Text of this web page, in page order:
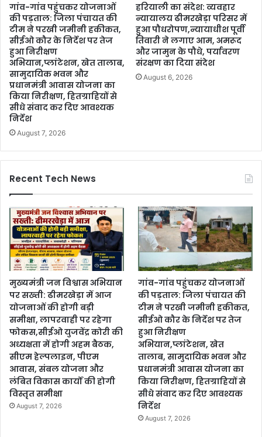
गांव-गांव पहुंचकर योजनाओं
की पड़ताल: जिला पंचायत की
टीम ने परखी जमीनी हकीकत,
सीईओ कौर के निर्देश पर तेज
हुआ निरीक्षण
अभियान,प्लांटेशन, खेत तालाब,
सामुदायिक भवन और
प्रधानमंत्री आवास योजना का
किया निरीक्षण, हितग्राहियों से
सीधे संवाद कर दिए आवश्यक
निर्देश
August 7, 2026
हरियाली का संदेश: व्यवहार
न्यायालय ढीमरखेड़ा परिसर में
हुआ पौधरोपण,न्यायाधीश पूर्वी
तिवारी ने लगाए आम, अमरूद
और जामुन के पौधे, पर्यावरण
संरक्षण का दिया संदेश
August 6, 2026
Recent Tech News
मुख्यमंत्री जन विश्वास अभियान
पर सख्ती: ढीमरखेड़ा में आज
योजनाओं की होगी बड़ी
समीक्षा, लापरवाही पर रहेगा
फोकस,सीईओ युजवेंद्र कोरी की
अध्यक्षता में होगी अहम बैठक,
सीएम हेल्पलाइन, पीएम
आवास, संबल योजना और
लंबित विकास कार्यों की होगी
विस्तृत समीक्षा
August 7, 2026
गांव-गांव पहुंचकर योजनाओं
की पड़ताल: जिला पंचायत की
टीम ने परखी जमीनी हकीकत,
सीईओ कौर के निर्देश पर तेज
हुआ निरीक्षण
अभियान,प्लांटेशन, खेत
तालाब, सामुदायिक भवन और
प्रधानमंत्री आवास योजना का
किया निरीक्षण, हितग्राहियों से
सीधे संवाद कर दिए आवश्यक
निर्देश
August 7, 2026